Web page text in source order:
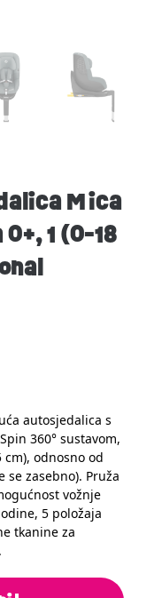
Mica
1 (0-18
autosjedalica s
360° sustavom,
odnosno od
se zasebno). Pruža
vožnje
5 položaja
tkanine za